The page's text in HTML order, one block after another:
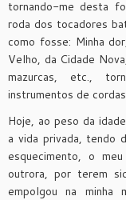
tornando-me desta
roda dos tocadores
como fosse: Minha
Velho, da Cidade
mazurcas, etc.,
instrumentos de
Hoje, ao peso da
a vida privada, tendo
esquecimento, o
outrora, por terem
empolgou na